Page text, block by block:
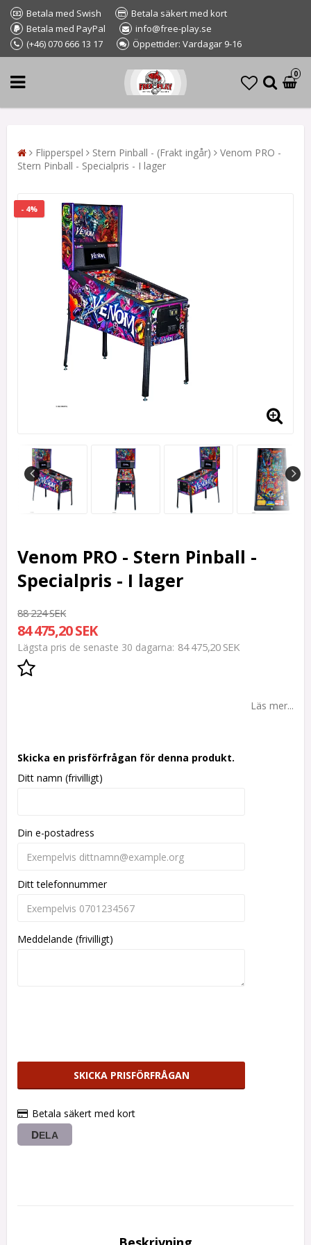
Betala med Swish
Betala säkert med kort
Betala med PayPal
info@free-play.se
(+46) 070 666 13 17
Öppettider: Vardagar 9-16
0
Flipperspel Stern Pinball - (Frakt ingår)
Venom PRO -
Stern Pinball - Specialpris - I lager
- 4%
Venom PRO - Stern Pinball -
Specialpris - I lager
88 224 SEK
84 475,20 SEK
Lägsta pris de senaste 30 dagarna 84 475,20 SEK
Läs mer...
Skicka en prisförfrågan för denna produkt.
Ditt namn (frivilligt)
Din e-postadress
Ditt telefonnummer
Meddelande (frivilligt)
SKICKA PRISFÖRFRÅGAN
Betala säkert med kort
DELA